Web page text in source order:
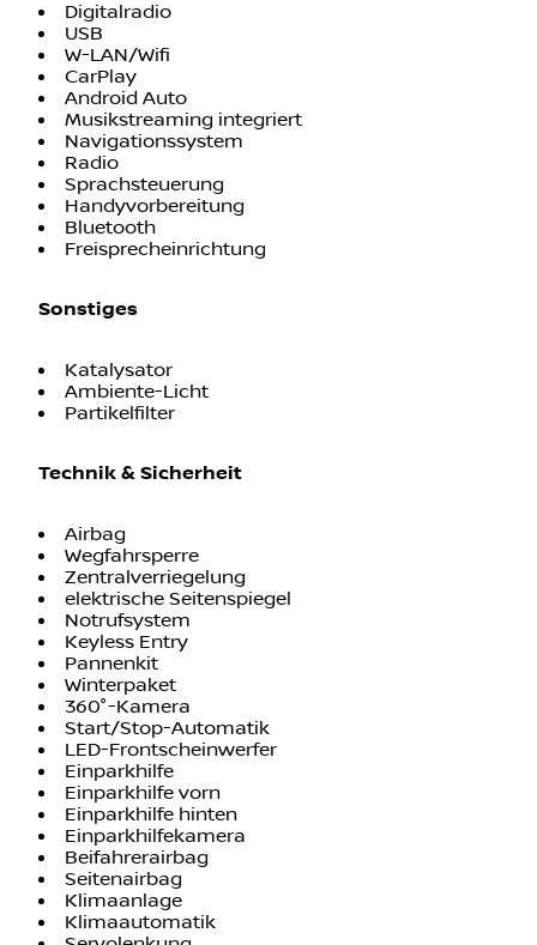
Digitalradio
USB
W-LAN/Wifi
CarPlay
Android Auto
Musikstreaming integriert
Navigationssystem
Radio
Sprachsteuerung
Handyvorbereitung
Bluetooth
Freisprecheinrichtung
Sonstiges
Katalysator
Ambiente-Licht
Partikelfilter
Technik & Sicherheit
Airbag
Wegfahrsperre
Zentralverriegelung
elektrische Seitenspiegel
Notrufsystem
Keyless Entry
Pannenkit
Winterpaket
360°-Kamera
Start/Stop-Automatik
LED-Frontscheinwerfer
Einparkhilfe
Einparkhilfe vorn
Einparkhilfe hinten
Einparkhilfekamera
Beifahrerairbag
Seitenairbag
Klimaanlage
Klimaautomatik